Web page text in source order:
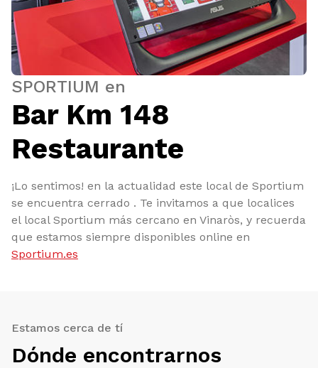
SPORTIUM en
Bar Km 148
Restaurante
¡Lo sentimos! en la actualidad este local de Sportium
se encuentra cerrado . Te invitamos a que localices
el local Sportium más cercano en Vinaròs, y recuerda
que estamos siempre disponibles online en
Sportium.es
Estamos cerca de tí
Dónde encontrarnos